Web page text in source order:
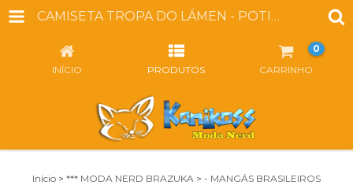
CAMISETA TROPA DO LÁMEN - POTINHO CARTOON POR VITOR M - DRY FIT YOU TUBERS
INÍCIO PRODUTOS CARRINHO
0
Início > *** MODA NERD BRAZUKA > - MANGÁS BRASILEIROS